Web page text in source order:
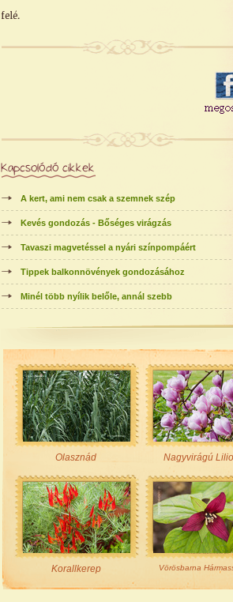
felé.
Kapcsolódó cikkek
A kert, ami nem csak a szemnek szép
Kevés gondozás - Bőséges virágzás
Tavaszi magvetéssel a nyári színpompáért
Tippek balkonnövények gondozásához
Minél több nyílik belőle, annál szebb
Olasznád Nagyvirágú
Korallkerep Vörösbarna